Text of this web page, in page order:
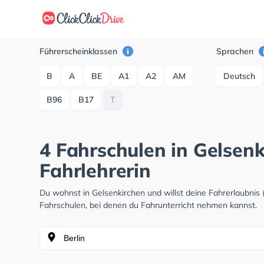
Führerscheinklassen
B A BE A1 A2 AM
B96 B17 T
Sprachen
Deutsch
4 Fahrschulen in
Fahrlehrerin
Du wohnst in Gelsenkirchen und willst deine
Fahrschulen, bei denen du Fahrunterricht nehmen kannst.